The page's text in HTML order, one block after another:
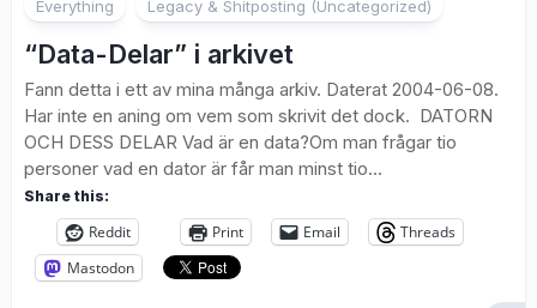
Everything Legacy & Shitposting (Uncategorized)
“Data-Delar” i arkivet
Fann detta i ett av mina många arkiv. Daterat 2004-06-08.
Har inte en aning om vem som skrivit det dock. DATORN
OCH DESS DELAR Vad är en data?Om man frågar tio
personer vad en dator är får man minst tio...
Share this:
Reddit Print Email
Threads
Mastodon